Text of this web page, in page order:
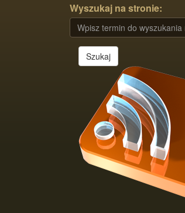
Wyszukaj na stronie:
Szukaj